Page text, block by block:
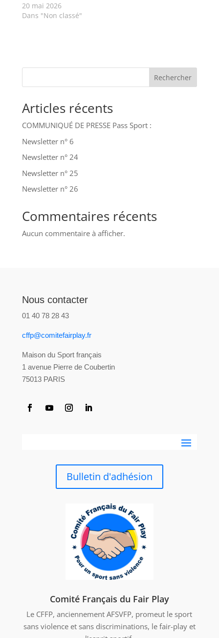
20 mai 2026
Dans "Non classé"
Rechercher
Articles récents
COMMUNIQUÉ DE PRESSE Pass Sport :
Newsletter n° 6
Newsletter n° 24
Newsletter n° 25
Newsletter n° 26
Commentaires récents
Aucun commentaire à afficher.
Nous contacter
01 40 78 28 43
cffp@comitefairplay.fr
Maison du Sport français
1 avenue Pierre de Coubertin
75013 PARIS
Bulletin d'adhésion
Comité Français du Fair Play
Le CFFP, anciennement AFSVFP, promeut le sport
sans violence et sans discriminations, le fair-play et